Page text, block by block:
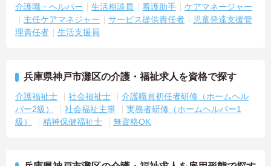
介護職・ヘルパー 生活相談員 看護助手
ケアマネージャー
主任ケアマネジャー
サービス提供責任者
児童発達支援管
理責任者
生活支援員
兵庫県神戸市灘区の介護・福祉求人を資格で探す
介護福祉士 社会福祉士
介護職員初任者研修（ホームヘル
パー2級）
社会福祉主事
実務者研修（ホームヘルパー1
級）
精神保健福祉士 無資格OK